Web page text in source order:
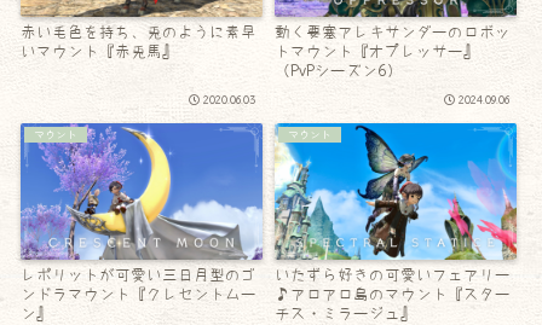
赤い毛色を持ち、兎のように素早
いマウント『赤兎馬』
2020.06.03
動く要塞アレキサンダーのロボッ
トマウント『オプレッサー』
（PvPシーズン6）
2024.09.06
マウント
レポリットが可愛い三日月型のゴ
ンドラマウント『クレセントムー
ン』
マウント
いたずら好きの可愛いフェアリー
♪アロアロ島のマウント『スター
チス・ミラージュ』